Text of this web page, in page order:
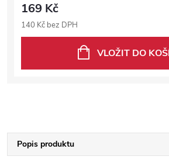
169 Kč
140 Kč bez DPH
VLOŽIT DO
Popis produktu